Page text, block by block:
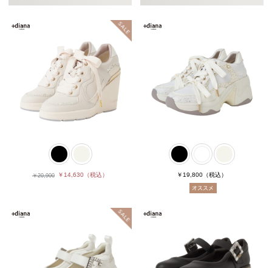
￥20,900 ￥14,630 （税込） ￥19,800（税込）